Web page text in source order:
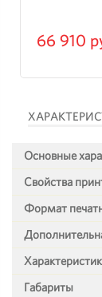
66 910
Основные
Свойства
Формат
Габариты